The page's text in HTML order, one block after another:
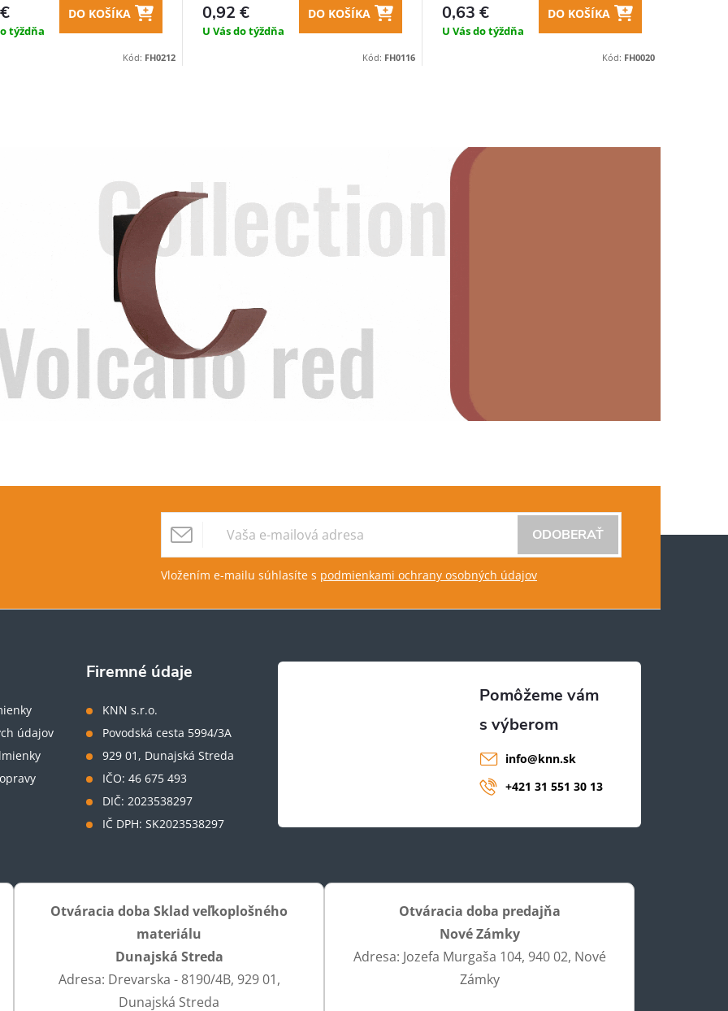
týždňa
DO KOŠÍKA
Kód: FH0212
0,92 €
U Vás do týždňa
DO KOŠÍKA
Kód: FH0116
0,63 €
U Vás do týždňa
DO KOŠÍKA
Kód: FH0020
Vložením e-mailu súhlasíte s podmienkami ochrany osobných údajov
ODOBERAŤ
údajov
Firemné údaje
KNN s.r.o.
Povodská cesta 5994/3A
929 01, Dunajská Streda
IČO: 46 675 493
DIČ: 2023538297
IČ DPH: SK2023538297
info@knn.sk
+421 31 551 30 13
Otváracia doba Sklad veľkoplošného
materiálu
Dunajská Streda
Adresa: Drevarska - 8190/4B, 929 01,
Dunajská Streda
Otváracia doba predajňa
Nové Zámky
Adresa: Jozefa Murgaša 104, 940 02, Nové
Zámky